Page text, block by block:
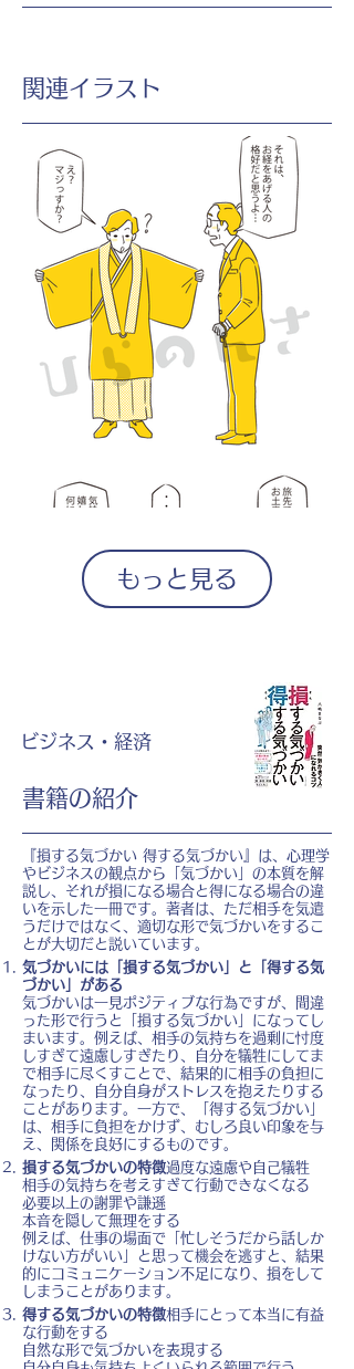
​関連イラスト
もっと見る
ビジネス・経済
書籍の紹介
『損する気づかい 得する気づかい』は、心理学
やビジネスの観点から「気づかい」の本質を解
説し、それが損になる場合と得になる場合の違
いを示した一冊です。著者は、ただ相手を気遣
うだけではなく、適切な形で気づかいをするこ
とが大切だと説いています。
気づかいには「損する気づかい」と「得する気
づかい」がある
気づかいは一見ポジティブな行為ですが、間違
った形で行うと「損する気づかい」になってし
まいます。例えば、相手の気持ちを過剰に忖度
しすぎて遠慮しすぎたり、自分を犠牲にしてま
で相手に尽くすことで、結果的に相手の負担に
なったり、自分自身がストレスを抱えたりする
ことがあります。一方で、「得する気づかい」
は、相手に負担をかけず、むしろ良い印象を与
え、関係を良好にするものです。
損する気づかいの特徴過度な遠慮や自己犠牲
相手の気持ちを考えすぎて行動できなくなる
必要以上の謝罪や謙遜
本音を隠して無理をする
例えば、仕事の場面で「忙しそうだから話しか
けない方がいい」と思って機会を逃すと、結果
的にコミュニケーション不足になり、損をして
しまうことがあります。
得する気づかいの特徴相手にとって本当に有益
な行動をする
自然な形で気づかいを表現する